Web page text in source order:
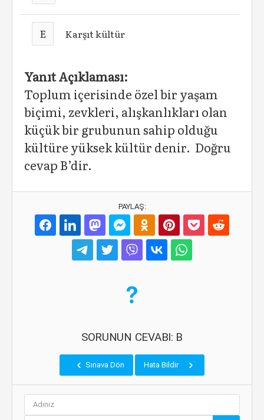
E Karşıt kültür
Yanıt Açıklaması:
Toplum içerisinde özel bir yaşam
biçimi, zevkleri, alışkanlıkları olan
küçük bir grubunun sahip olduğu
kültüre yüksek kültür denir. Doğru
cevap B’dir.
PAYLAŞ:
SORUNUN CEVABI: B
Sınava Dön Hata Bildir